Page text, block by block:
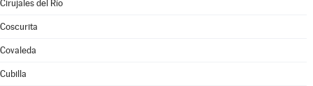
Cirujales del Río
Coscurita
Covaleda
Cubilla